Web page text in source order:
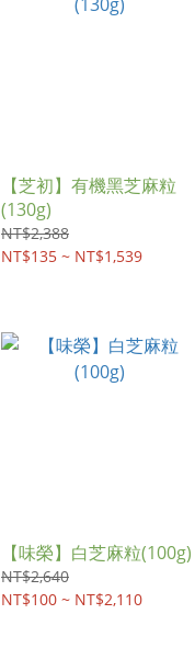
【芝初】有機黑芝麻粒
(130g)
NT$2,388
NT$135 ~ NT$1,539
【味榮】白芝麻粒(100g)
NT$2,640
NT$100 ~ NT$2,110